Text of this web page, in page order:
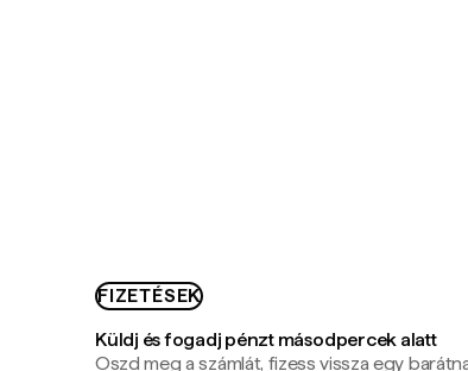
FIZETÉSEK
Küldj és fogadj pénzt másodpercek alatt
Oszd meg a számlát, fizess vissza egy